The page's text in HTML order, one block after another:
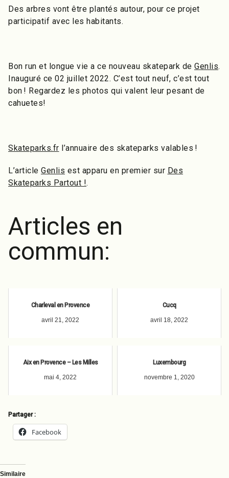
Des arbres vont être plantés autour, pour ce projet
participatif avec les habitants.
Bon run et longue vie a ce nouveau skatepark de Genlis.
Inauguré ce 02 juillet 2022. C’est tout neuf, c’est tout
bon ! Regardez les photos qui valent leur pesant de
cahuetes!
Skateparks.fr l’annuaire des skateparks valables !
L’article Genlis est apparu en premier sur Des
Skateparks Partout !.
Articles en
commun:
Charleval en Provence
avril 21, 2022
Cucq
avril 18, 2022
Aix en Provence – Les Milles
mai 4, 2022
Luxembourg
novembre 1, 2020
Partager :
Facebook
Similaire